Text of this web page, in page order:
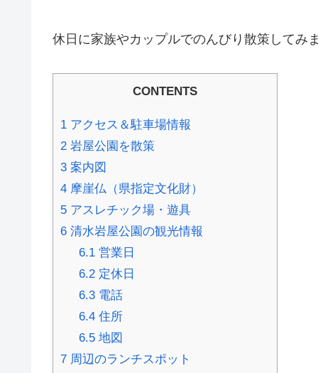
休日に家族やカップルでのんびり散策してみ
CONTENTS
1 アクセス＆駐車場情報
2 岩屋公園を散策
3 案内図
4 摩崖仏（県指定文化財）
5 アスレチック場・遊具
6 清水岩屋公園の観光情報
6.1営業日
6.2定休日
6.3電話
6.4住所
6.5地図
7 周辺のランチスポット